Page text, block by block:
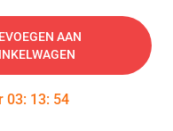
AAN
03: 13: 53